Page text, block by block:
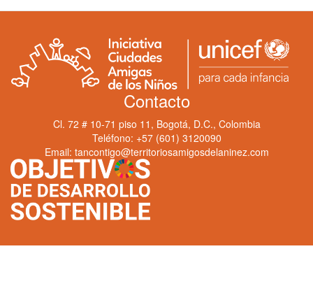
Contacto
Cl. 72 # 10-71 piso 11, Bogotá, D.C., Colombia
Teléfono: +57 (601) 3120090
Email: tancontigo@territoriosamigosdelaninez.com